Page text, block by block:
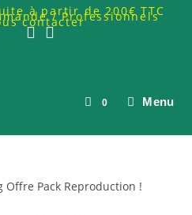
à partir de 200€ TTC
/ Professionnels
contacter
0 Menu